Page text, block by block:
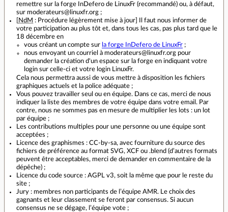
remettre sur la forge InDefero de LinuxFr (recommandé) ou, à défaut,
sur moderateurs@linuxfr.org ;
NdM : Procédure légèrement mise à jour] Il faut nous informer de
votre participation au plus tôt et, dans tous les cas, pas plus tard que le
18 décembre en
vous créant un compte sur la forge InDefero de LinuxFr ;
nous envoyant un courriel à moderateurs@linuxfr.org pour
demander la création d'un espace sur la forge en indiquant votre
login sur celle-ci et votre login LinuxFr.
Cela nous permettra aussi de vous mettre à disposition les fichiers
graphiques actuels et la police adéquate ;
Vous pouvez travailler seul ou en équipe. Dans ce cas, merci de nous
indiquer la liste des membres de votre équipe dans votre email. Par
contre, nous ne sommes pas en mesure de multiplier les lots : un lot
par équipe ;
Les contributions multiples pour une personne ou une équipe sont
acceptées ;
Licence des graphismes : CC-by-sa, avec fourniture du source des
fichiers de préférence au format SVG, XCF ou .blend (d’autres formats
peuvent être acceptables, merci de demander en commentaire de la
dépêche) ;
Licence du code source : AGPL v3, soit la même que pour le reste du
site ;
Jury : membres non participants de l’équipe AMR. Le choix des
gagnants et leur classement se feront par consensus. Si aucun
consensus ne se dégage, l’équipe vote ;